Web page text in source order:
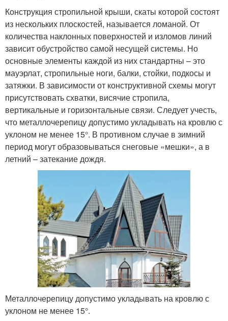
Конструкция стропильной крыши, скаты которой состоят
из нескольких плоскостей, называется ломаной. От
количества наклонных поверхностей и изломов линий
зависит обустройство самой несущей системы. Но
основные элементы каждой из них стандартны – это
мауэрлат, стропильные ноги, балки, стойки, подкосы и
затяжки. В зависимости от конструктивной схемы могут
присутствовать схватки, висячие стропила,
вертикальные и горизонтальные связи. Следует учесть,
что металлочерепицу допустимо укладывать на кровлю с
уклоном не менее 15°. В противном случае в зимний
период могут образовываться снеговые «мешки», а в
летний – затекание дождя.
Металлочерепицу допустимо укладывать на кровлю с
уклоном не менее 15°.